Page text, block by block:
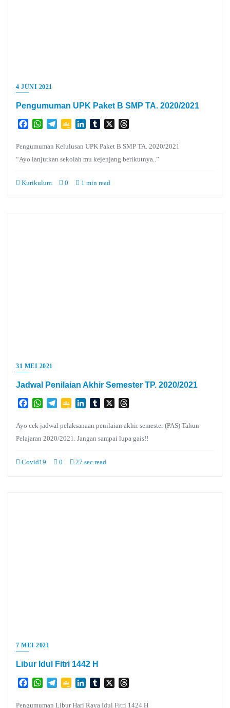
4 JUNI 2021
Pengumuman UPK Paket B SMP TA. 2020/2021
FacebookWhatsApp
TelegramGoogleLinkedInTumblr
X
Pengumuman Kelulusan UPK Paket B SMP TA. 2020/2021
“Ayo lanjutkan sekolah mu kejenjang berikutnya..”
Kurikulum 0 1 min read
31 MEI 2021
Jadwal Penilaian Akhir Semester TP. 2020/2021
FacebookWhatsApp
TelegramGoogleLinkedInTumblr
X
Ayo cek jadwal pelaksanaan penilaian akhir semester (PAS) Tahun
Pelajaran 2020/2021. Jangan sampai lupa gais!!
Covid19 0 27 sec read
7 MEI 2021
Libur Idul Fitri 1442 H
FacebookWhatsApp
TelegramGoogleLinkedInTumblr
X
Pengumuman Libur Hari Raya Idul Fitri 1424 H